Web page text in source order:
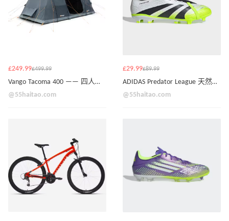
£249.99£499.99
Vango Tacoma 400 —— 四人帐篷套装
@55haitao.com
£29.99£89.99
ADIDAS Predator League 天然草场足球鞋（白/绿配色，成人款）
@55haitao.com